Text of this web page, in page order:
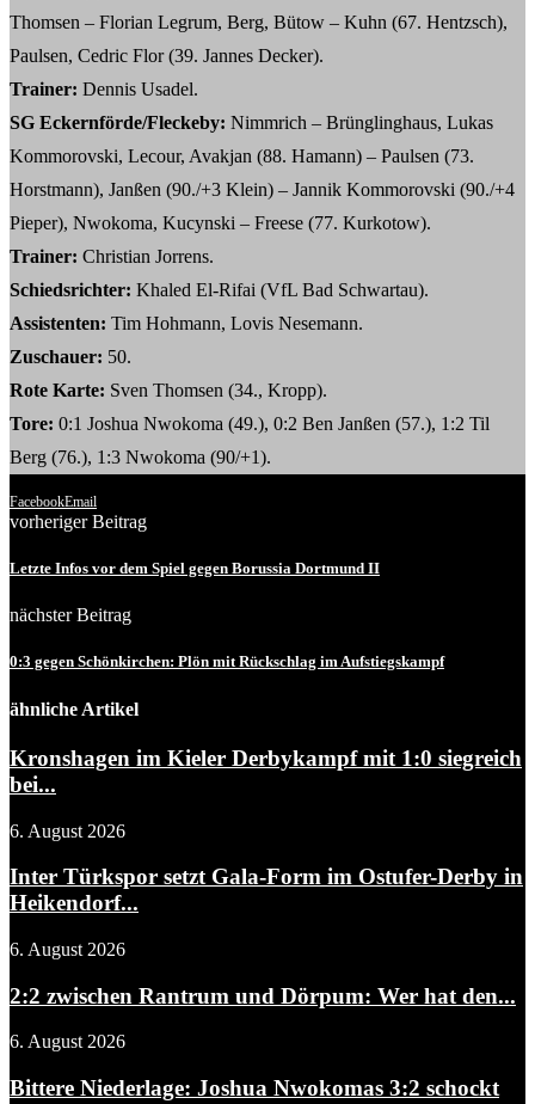
Thomsen – Florian Legrum, Berg, Bütow – Kuhn (67. Hentzsch),
Paulsen, Cedric Flor (39. Jannes Decker).
Trainer: Dennis Usadel.
SG Eckernförde/Fleckeby: Nimmrich – Brünglinghaus, Lukas
Kommorovski, Lecour, Avakjan (88. Hamann) – Paulsen (73.
Horstmann), Janßen (90./+3 Klein) – Jannik Kommorovski (90./+4
Pieper), Nwokoma, Kucynski – Freese (77. Kurkotow).
Trainer: Christian Jorrens.
Schiedsrichter: Khaled El-Rifai (VfL Bad Schwartau).
Assistenten: Tim Hohmann, Lovis Nesemann.
Zuschauer: 50.
Rote Karte: Sven Thomsen (34., Kropp).
Tore: 0:1 Joshua Nwokoma (49.), 0:2 Ben Janßen (57.), 1:2 Til
Berg (76.), 1:3 Nwokoma (90/+1).
FacebookEmail
vorheriger Beitrag
Letzte Infos vor dem Spiel gegen Borussia Dortmund II
nächster Beitrag
0:3 gegen Schönkirchen: Plön mit Rückschlag im Aufstiegskampf
ähnliche Artikel
Kronshagen im Kieler Derbykampf mit 1:0 siegreich
bei...
6. August 2026
Inter Türkspor setzt Gala-Form im Ostufer-Derby in
Heikendorf...
6. August 2026
2:2 zwischen Rantrum und Dörpum: Wer hat den...
6. August 2026
Bittere Niederlage: Joshua Nwokomas 3:2 schockt